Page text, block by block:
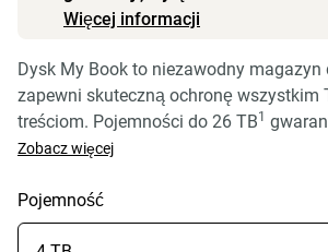
Więcej informacji
Dysk My Book to niezawodny magazyn
zapewni skuteczną ochronę wszystkim
treściom. Pojemności do 26 TB1
Zobacz więcej
Pojemność